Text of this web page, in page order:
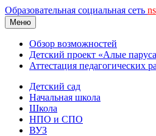
Образовательная социальная сеть ns
Меню
Обзор возможностей
Детский проект «Алые
Аттестация педагогических
Детский сад
Начальная школа
Школа
НПО и СПО
ВУЗ